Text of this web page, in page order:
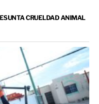
CRUELDAD ANIMAL